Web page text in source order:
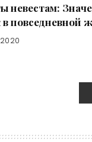
невестам:
в повседневной